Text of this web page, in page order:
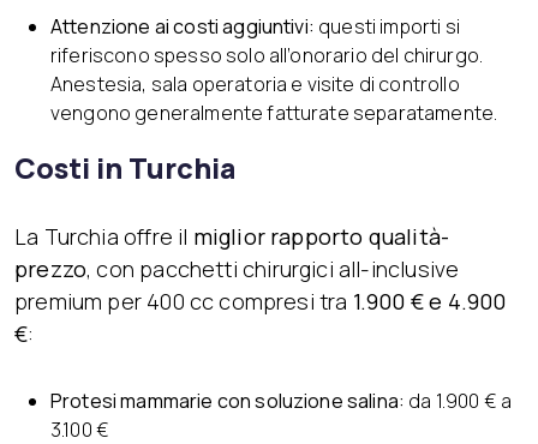
Attenzione ai costi aggiuntivi: questi importi si
riferiscono spesso solo all’onorario del chirurgo.
Anestesia, sala operatoria e visite di controllo
vengono generalmente fatturate separatamente.
Costi in Turchia
La Turchia offre il miglior rapporto qualità-
prezzo, con pacchetti chirurgici all-inclusive
premium per 400 cc compresi tra 1.900 € e 4.900
€:
Protesi mammarie con soluzione salina: da 1.900 € a
3.100 €